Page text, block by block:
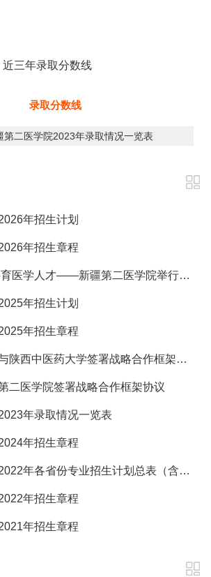
近三年录取分数线
录取分数线
第二医学院2023年录取情况一览表
年招生计划
年招生章程
新疆第二医学院举行产业学院及实习基地集体签约授牌仪式
年招生计划
年招生章程
西中医药大学签署战略合作框架协议
二医学院签署战略合作框架协议
年录取情况一览表
年招生章程
省份专业招生计划总表（含特殊类型招生计划）
年招生章程
年招生章程